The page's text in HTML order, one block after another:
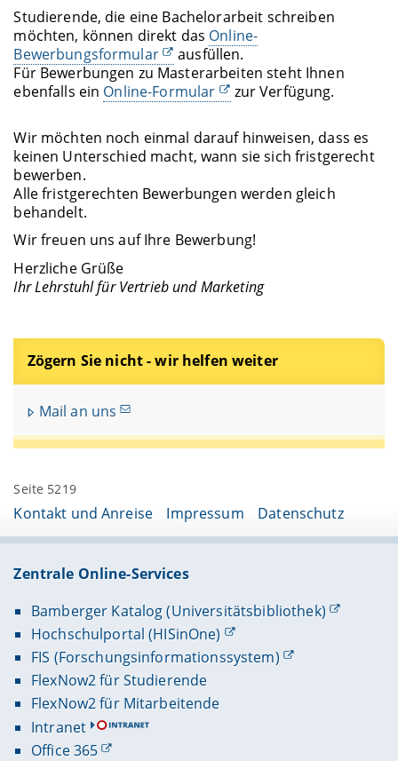
Zögern Sie nicht - wir helfen weiter
Mail an uns
Studierende, die eine Bachelorarbeit schreiben
möchten, können direkt das Online-
Bewerbungsformular
ausfüllen.
Für Bewerbungen zu Masterarbeiten steht Ihnen
ebenfalls ein Online-Formular zur Verfügung.
Wir möchten noch einmal darauf hinweisen, dass es
keinen Unterschied macht, wann sie sich fristgerecht
bewerben.
Alle fristgerechten Bewerbungen werden gleich
behandelt.
Wir freuen uns auf Ihre Bewerbung!
Herzliche Grüße
Ihr Lehrstuhl für Vertrieb und Marketing
Seite 5219
Kontakt und Anreise Impressum Datenschutz
Zentrale Online-Services
Bamberger Katalog (Universitätsbibliothek)
Hochschulportal (HISinOne)
FIS (Forschungsinformationssystem)
FlexNow2 für Studierende
FlexNow2 für Mitarbeitende
Intranet
Office 365